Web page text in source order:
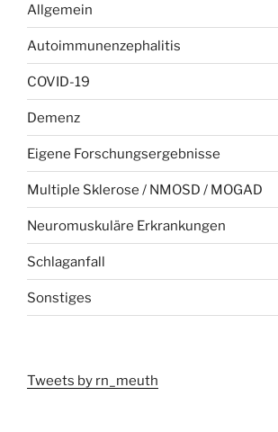
Allgemein
Autoimmunenzephalitis
COVID-19
Demenz
Eigene Forschungsergebnisse
Multiple Sklerose / NMOSD / MOGAD
Neuromuskuläre Erkrankungen
Schlaganfall
Sonstiges
Tweets by rn_meuth